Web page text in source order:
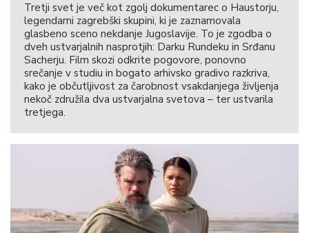
Tretji svet je več kot zgolj dokumentarec o Haustorju,
legendarni zagrebški skupini, ki je zaznamovala
glasbeno sceno nekdanje Jugoslavije. To je zgodba o
dveh ustvarjalnih nasprotjih: Darku Rundeku in Srđanu
Sacherju. Film skozi odkrite pogovore, ponovno
srečanje v studiu in bogato arhivsko gradivo razkriva,
kako je občutljivost za čarobnost vsakdanjega življenja
nekoč združila dva ustvarjalna svetova – ter ustvarila
tretjega.